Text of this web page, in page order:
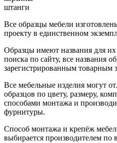
штанги
Все образцы мебели
проекту в единственном
Образцы имеют названия для их
поиска по сайту, все названия
зарегистрированным товарным
Все мебельные изделия могут
образцов по цвету, размеру,
способами монтажа и
фурнитуры.
Способ монтажа и крепёж
выбирается производителем по